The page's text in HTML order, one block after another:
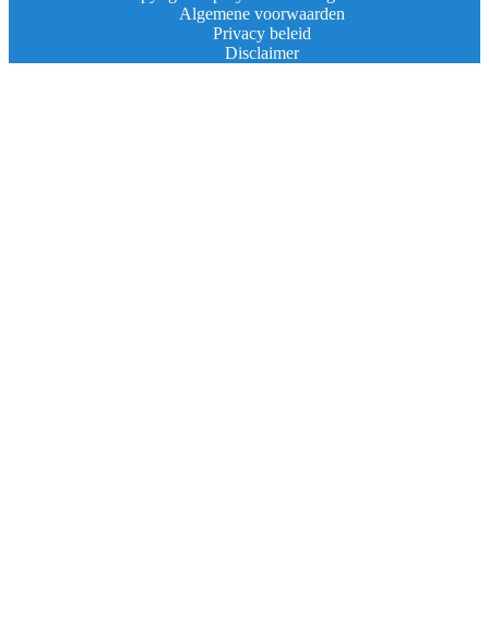
Algemene voorwaarden
Privacy beleid
Disclaimer